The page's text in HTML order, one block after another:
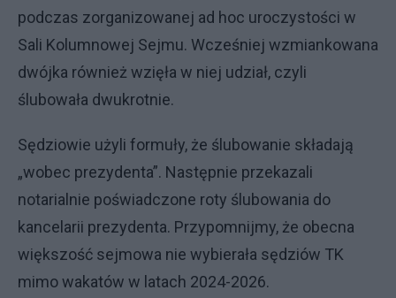
podczas zorganizowanej ad hoc uroczystości w
Sali Kolumnowej Sejmu. Wcześniej wzmiankowana
dwójka również wzięła w niej udział, czyli
ślubowała dwukrotnie.
Sędziowie użyli formuły, że ślubowanie składają
„wobec prezydenta”. Następnie przekazali
notarialnie poświadczone roty ślubowania do
kancelarii prezydenta. Przypomnijmy, że obecna
większość sejmowa nie wybierała sędziów TK
mimo wakatów w latach 2024-2026.